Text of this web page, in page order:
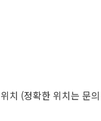
치 (정확한 위치는 문